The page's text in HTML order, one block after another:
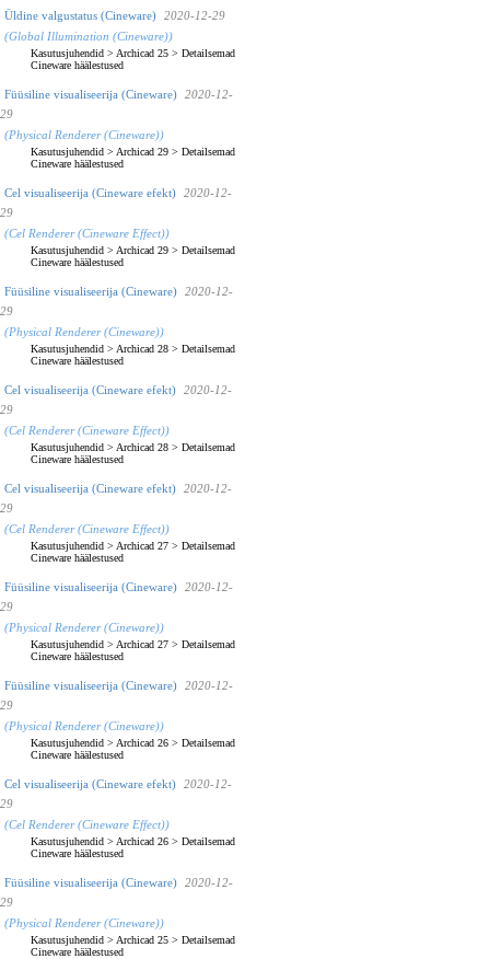
Üldine valgustatus (Cineware)
2020-12-29
(Global Illumination (Cineware))
Kasutusjuhendid > Archicad 25 > Detailsemad
Cineware häälestused
Füüsiline visualiseerija (Cineware)
2020-12-
29
(Physical Renderer (Cineware))
Kasutusjuhendid > Archicad 29 > Detailsemad
Cineware häälestused
Cel visualiseerija (Cineware efekt)
2020-12-
29
(Cel Renderer (Cineware Effect))
Kasutusjuhendid > Archicad 29 > Detailsemad
Cineware häälestused
Füüsiline visualiseerija (Cineware)
2020-12-
29
(Physical Renderer (Cineware))
Kasutusjuhendid > Archicad 28 > Detailsemad
Cineware häälestused
Cel visualiseerija (Cineware efekt)
2020-12-
29
(Cel Renderer (Cineware Effect))
Kasutusjuhendid > Archicad 28 > Detailsemad
Cineware häälestused
Cel visualiseerija (Cineware efekt)
2020-12-
29
(Cel Renderer (Cineware Effect))
Kasutusjuhendid > Archicad 27 > Detailsemad
Cineware häälestused
Füüsiline visualiseerija (Cineware)
2020-12-
29
(Physical Renderer (Cineware))
Kasutusjuhendid > Archicad 27 > Detailsemad
Cineware häälestused
Füüsiline visualiseerija (Cineware)
2020-12-
29
(Physical Renderer (Cineware))
Kasutusjuhendid > Archicad 26 > Detailsemad
Cineware häälestused
Cel visualiseerija (Cineware efekt)
2020-12-
29
(Cel Renderer (Cineware Effect))
Kasutusjuhendid > Archicad 26 > Detailsemad
Cineware häälestused
Füüsiline visualiseerija (Cineware)
2020-12-
29
(Physical Renderer (Cineware))
Kasutusjuhendid > Archicad 25 > Detailsemad
Cineware häälestused